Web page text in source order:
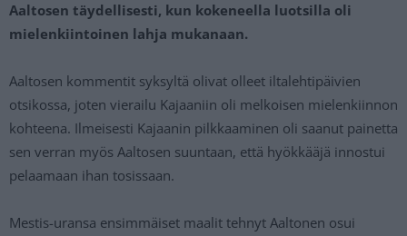
Aaltosen täydellisesti, kun kokeneella luotsilla oli
mielenkiintoinen lahja mukanaan.
Aaltosen kommentit syksyltä olivat olleet iltalehtipäivien
otsikossa, joten vierailu Kajaaniin oli melkoisen mielenkiinnon
kohteena. Ilmeisesti Kajaanin pilkkaaminen oli saanut painetta
sen verran myös Aaltosen suuntaan, että hyökkääjä innostui
pelaamaan ihan tosissaan.
Mestis-uransa ensimmäiset maalit tehnyt Aaltonen osui